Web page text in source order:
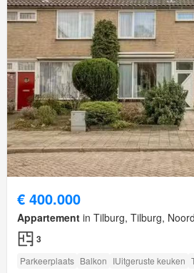
€ 400.000
Appartement in Tilburg, Tilburg,
3
Parkeerplaats Balkon IUitgeruste keuken